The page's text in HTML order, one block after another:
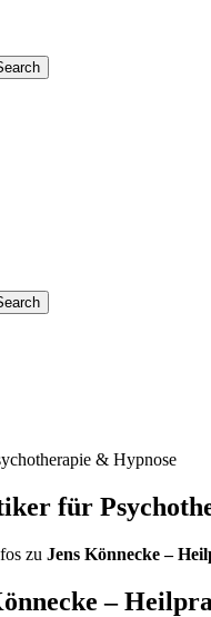
& Hypnose
für
zu Jens Könnecke –
–